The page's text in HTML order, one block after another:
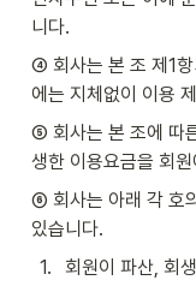
니다.
④ 회사는 본 조 제1항
에는 지체없이 이용
⑤ 회사는 본 조에 따
생한 이용요금을 회
⑥ 회사는 아래 각 호
있습니다.
1.
회원이 파산, 회